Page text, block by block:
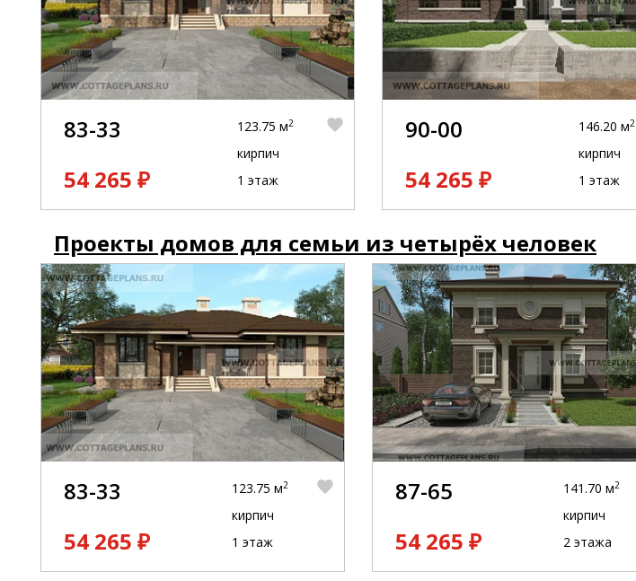
83-33
54 265 ₽
123.75 м2
кирпич
1 этаж
90-00
54 265 ₽
146.20 м2
кирпич
1 этаж
Проекты домов для семьи из четырёх человек
83-33
54 265 ₽
123.75 м2
кирпич
1 этаж
87-65
54 265 ₽
141.70 м2
кирпич
2 этажа